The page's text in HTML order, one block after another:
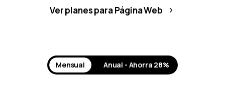
Ver planes para Página Web
Mensual Anual - Ahorra 28%